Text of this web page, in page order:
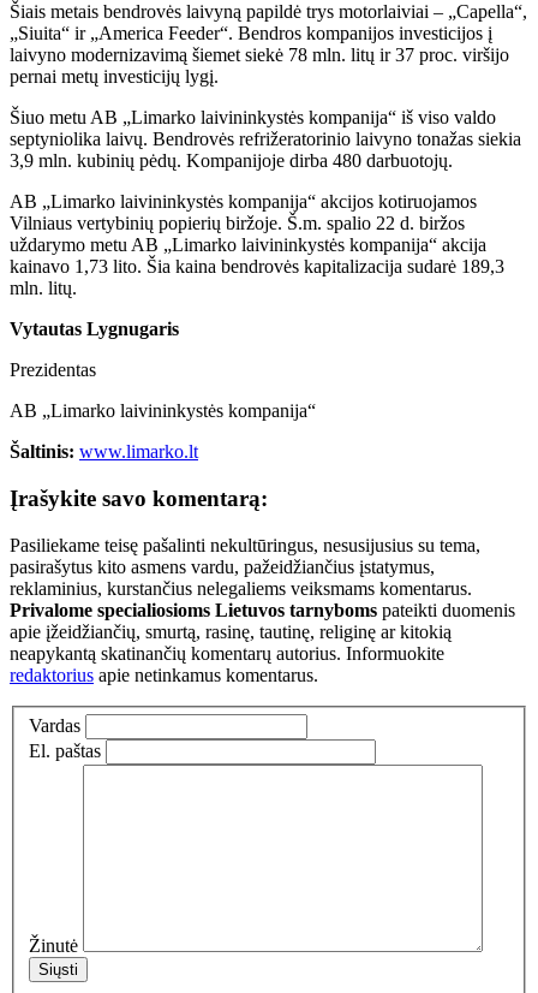
Šiais metais bendrovės laivyną papildė trys motorlaiviai – „Capella“,
„Siuita“ ir „America Feeder“. Bendros kompanijos investicijos į
laivyno modernizavimą šiemet siekė 78 mln. litų ir 37 proc. viršijo
pernai metų investicijų lygį.
Šiuo metu AB „Limarko laivininkystės kompanija“ iš viso valdo
septyniolika laivų. Bendrovės refrižeratorinio laivyno tonažas siekia
3,9 mln. kubinių pėdų. Kompanijoje dirba 480 darbuotojų.
AB „Limarko laivininkystės kompanija“ akcijos kotiruojamos
Vilniaus vertybinių popierių biržoje. Š.m. spalio 22 d. biržos
uždarymo metu AB „Limarko laivininkystės kompanija“ akcija
kainavo 1,73 lito. Šia kaina bendrovės kapitalizacija sudarė 189,3
mln. litų.
Vytautas Lygnugaris
Prezidentas
AB „Limarko laivininkystės kompanija“
Šaltinis: www.limarko.lt
Įrašykite savo komentarą:
Pasiliekame teisę pašalinti nekultūringus, nesusijusius su tema,
pasirašytus kito asmens vardu, pažeidžiančius įstatymus,
reklaminius, kurstančius nelegaliems veiksmams komentarus.
Privalome specialiosioms Lietuvos tarnyboms pateikti duomenis
apie įžeidžiančių, smurtą, rasinę, tautinę, religinę ar kitokią
neapykantą skatinančių komentarų autorius. Informuokite
redaktorius apie netinkamus komentarus.
Vardas
El. paštas
Žinutė